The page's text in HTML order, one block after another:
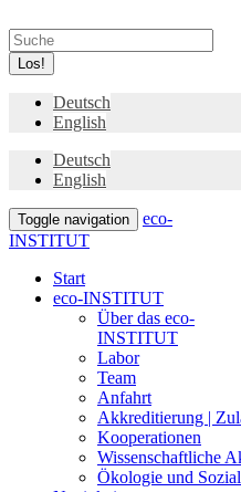
Los!
Deutsch
English
Deutsch
English
Toggle navigation
eco-
INSTITUT
Start
eco-INSTITUT
Über das eco-
INSTITUT
Labor
Team
Anfahrt
Akkreditierung |
Kooperationen
Wissenschaftliche
Ökologie und